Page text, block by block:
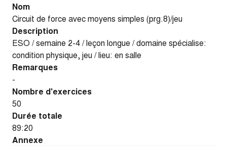
Nom
Circuit de force avec moyens simples (prg.8)/jeu
Description
ESO / semaine 2-4 / leçon longue / domaine spécialise:
condition physique, jeu / lieu: en salle
Remarques
-
Nombre d'exercices
50
Durée totale
89:20
Annexe